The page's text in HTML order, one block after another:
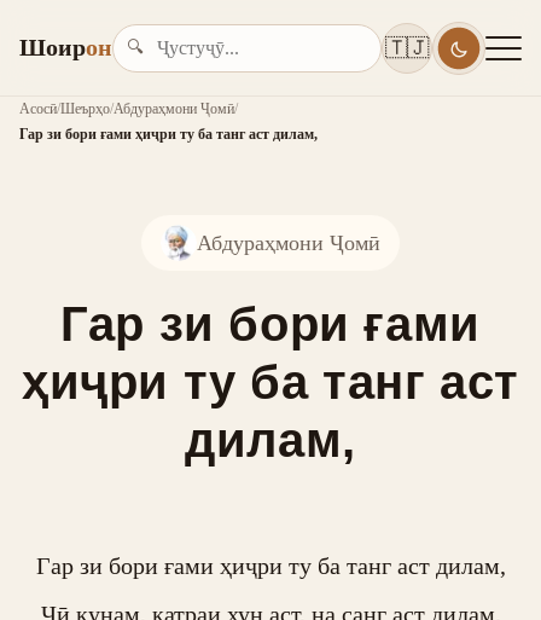
Шоирон 🔍 🇹🇯
Асосӣ/Шеърҳо/Абдураҳмони Ҷомӣ/
Гар зи бори ғами ҳиҷри ту ба танг аст дилам,
Абдураҳмони Ҷомӣ
Гар зи бори ғами
ҳиҷри ту ба танг аст
дилам,
Гар зи бори ғами ҳиҷри ту ба танг аст дилам,
Чӣ кунам, қатраи хун аст, на санг аст дилам.